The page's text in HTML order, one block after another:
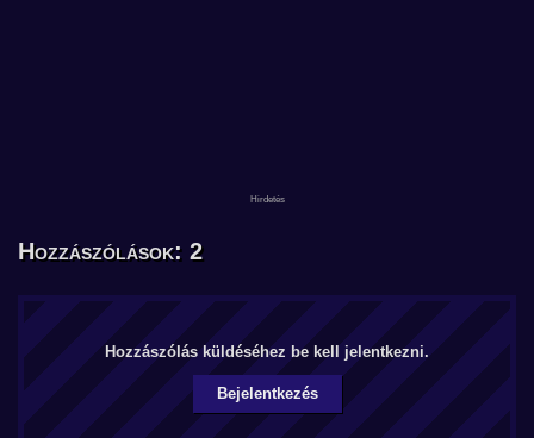
Hozzászólások: 2
Hozzászólás küldéséhez be kell jelentkezni.
Bejelentkezés